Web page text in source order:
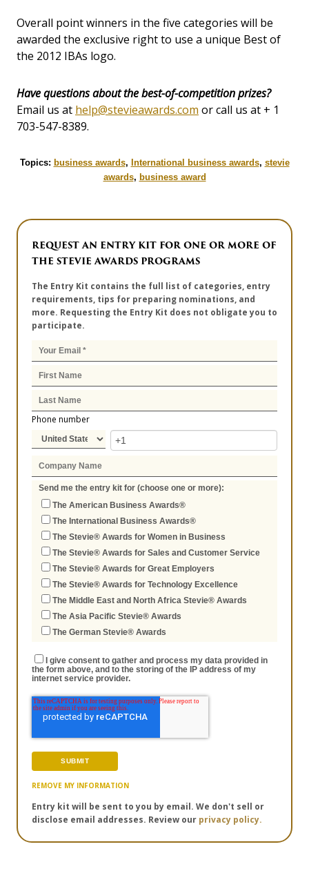
Overall point winners in the five categories will be
awarded the exclusive right to use a unique Best of
the 2012 IBAs logo.
Have questions about the best-of-competition prizes?
Email us at help@stevieawards.com or call us at + 1
703-547-8389.
Topics: business awards, International business awards, stevie
awards, business award
REQUEST AN ENTRY KIT FOR ONE OR MORE OF
THE STEVIE AWARDS PROGRAMS
The Entry Kit contains the full list of categories, entry
requirements, tips for preparing nominations, and
more. Requesting the Entry Kit does not obligate you to
participate.
Phone number
Send me the entry kit for (choose one or more):
The American Business Awards®
The International Business Awards®
The Stevie® Awards for Women in Business
The Stevie® Awards for Sales and Customer Service
The Stevie® Awards for Great Employers
The Stevie® Awards for Technology Excellence
The Middle East and North Africa Stevie® Awards
The Asia Pacific Stevie® Awards
The German Stevie® Awards
I give consent to gather and process my data provided in
the form above, and to the storing of the IP address of my
internet service provider.
REMOVE MY INFORMATION
Entry kit will be sent to you by email. We don't sell or
disclose email addresses. Review our privacy policy.